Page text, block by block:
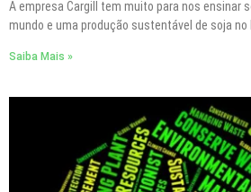
A empresa Cargill tem muito para nos ensinar
mundo e uma produção sustentável de soja no
Saiba Mais »